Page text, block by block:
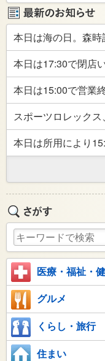
本日は海の日。森時
本日は17:30で閉店
本日は15:00で営業
スポーツロレック
本日は所用により
医療・福祉・
グルメ
くらし・旅行
住まい